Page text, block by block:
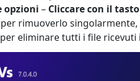
opzioni – Cliccare con il
per rimuoverlo
eliminare tutti i file ricevuti